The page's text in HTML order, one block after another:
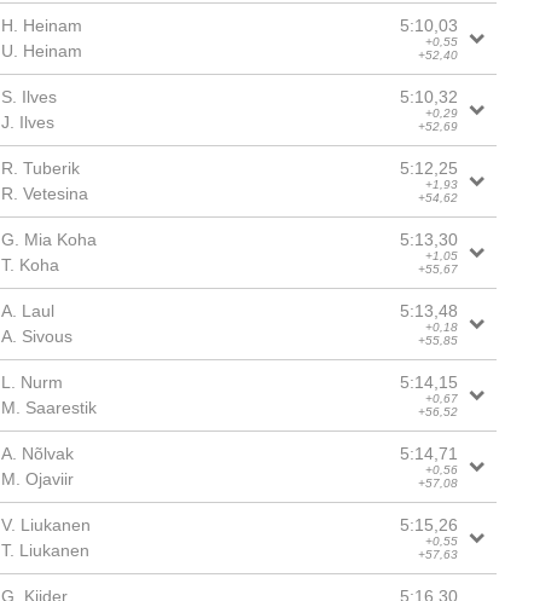
H. Heinam
U. Heinam
5:10,03
+0,55
+52,40
S. Ilves
J. Ilves
5:10,32
+0,29
+52,69
R. Tuberik
R. Vetesina
5:12,25
+1,93
+54,62
G. Mia Koha
T. Koha
5:13,30
+1,05
+55,67
A. Laul
A. Sivous
5:13,48
+0,18
+55,85
L. Nurm
M. Saarestik
5:14,15
+0,67
+56,52
A. Nõlvak
M. Ojaviir
5:14,71
+0,56
+57,08
V. Liukanen
T. Liukanen
5:15,26
+0,55
+57,63
G. Kiider 5:16,30